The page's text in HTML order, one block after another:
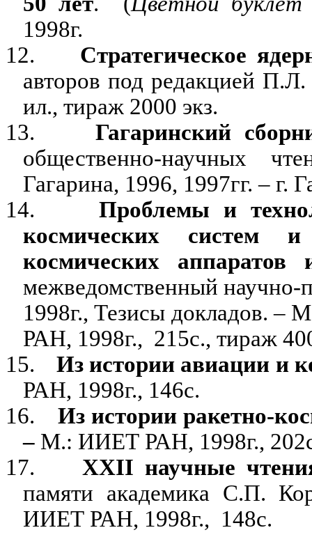
1998г.
12.
Стратегическое
авторов под редакцией
ил., тираж 2000 экз.
13.
Гагаринский
общественно-научных
Гагарина, 1996, 1997гг. – г.
14.
Проблемы и
космических систем
космических
межведомственный научно-
1998г., Тезисы докладов.
РАН, 1998г., 215с., тираж
15.
Из истории авиации и
РАН, 1998г., 146с.
16.
Из истории ракетно-
– М.: ИИЕТ РАН, 1998г.,
17.
XXII научные
памяти академика С.П.
ИИЕТ РАН, 1998г., 148с.